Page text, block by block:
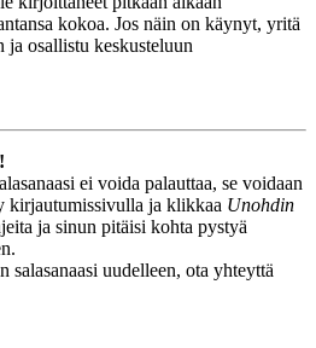
kokoa. Jos näin on käynyt, yritä
ja osallistu keskusteluun
ei voida palauttaa, se voidaan
kirjautumissivulla ja klikkaa Unohdin
ja sinun pitäisi kohta pystyä
salasanaasi uudelleen, ota yhteyttä